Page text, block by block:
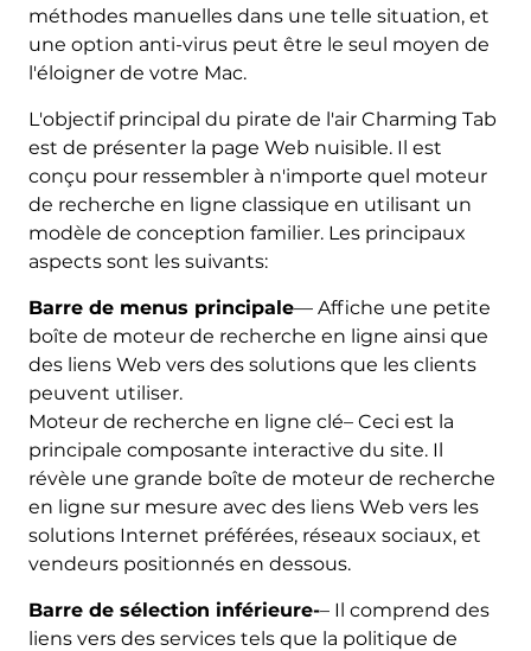
méthodes manuelles dans une telle situation, et
une option anti-virus peut être le seul moyen de
l'éloigner de votre Mac.
L'objectif principal du pirate de l'air Charming Tab
est de présenter la page Web nuisible. Il est
conçu pour ressembler à n'importe quel moteur
de recherche en ligne classique en utilisant un
modèle de conception familier. Les principaux
aspects sont les suivants:
Barre de menus principale— Affiche une petite
boîte de moteur de recherche en ligne ainsi que
des liens Web vers des solutions que les clients
peuvent utiliser.
Moteur de recherche en ligne clé– Ceci est la
principale composante interactive du site. Il
révèle une grande boîte de moteur de recherche
en ligne sur mesure avec des liens Web vers les
solutions Internet préférées, réseaux sociaux, et
vendeurs positionnés en dessous.
Barre de sélection inférieure-– Il comprend des
liens vers des services tels que la politique de